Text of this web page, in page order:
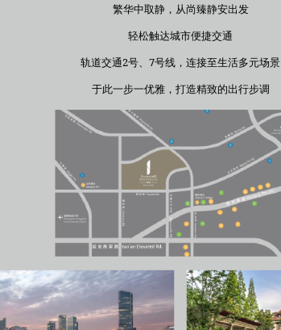
繁华中取静，从尚臻静安出发
轻松触达城市便捷交通
轨道交通2号、7号线，连接至生活多元场景
于此一步一优雅，打造精致的出行步调